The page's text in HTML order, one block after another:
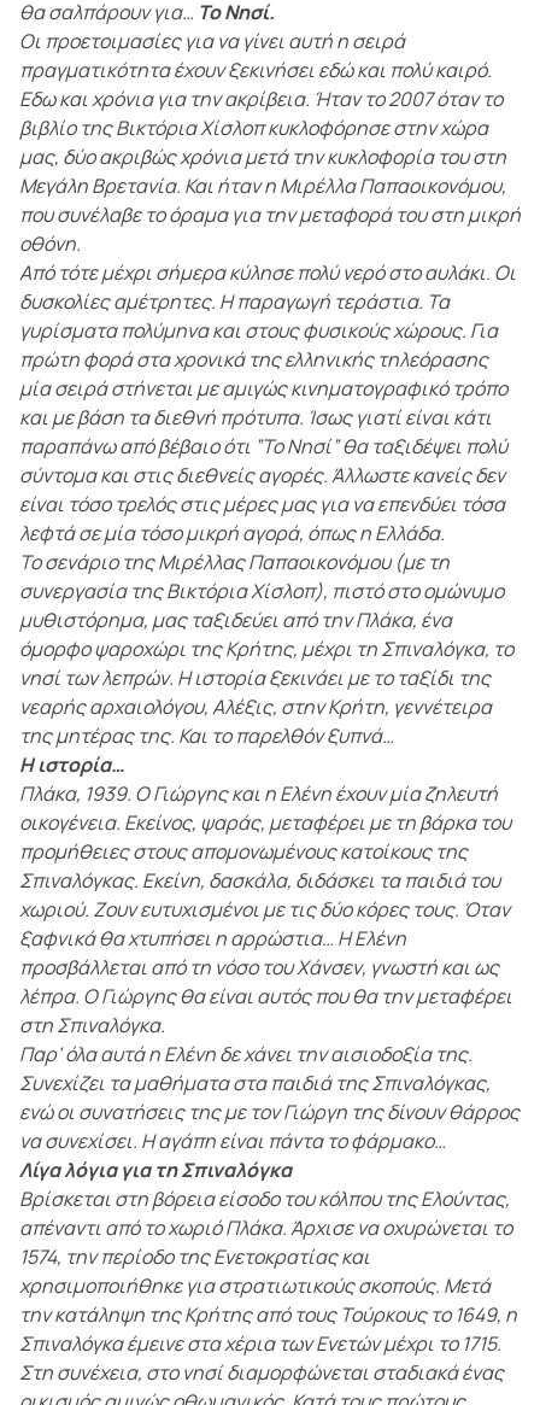
θα σαλπάρουν για… Το Νησί.
Οι προετοιμασίες για να γίνει αυτή η σειρά
πραγματικότητα έχουν ξεκινήσει εδώ και πολύ καιρό.
Εδω και χρόνια για την ακρίβεια. Ήταν το 2007 όταν το
βιβλίο της Βικτόρια Χίσλοπ κυκλοφόρησε στην χώρα
μας, δύο ακριβώς χρόνια μετά την κυκλοφορία του στη
Μεγάλη Βρετανία. Και ήταν η Μιρέλλα Παπαοικονόμου,
που συνέλαβε το όραμα για την μεταφορά του στη μικρή
οθόνη.
Από τότε μέχρι σήμερα κύλησε πολύ νερό στο αυλάκι. Οι
δυσκολίες αμέτρητες. Η παραγωγή τεράστια. Τα
γυρίσματα πολύμηνα και στους φυσικούς χώρους. Για
πρώτη φορά στα χρονικά της ελληνικής τηλεόρασης
μία σειρά στήνεται με αμιγώς κινηματογραφικό τρόπο
και με βάση τα διεθνή πρότυπα. Ίσως γιατί είναι κάτι
παραπάνω από βέβαιο ότι ”Το Νησί” θα ταξιδέψει πολύ
σύντομα και στις διεθνείς αγορές. Άλλωστε κανείς δεν
είναι τόσο τρελός στις μέρες μας για να επενδύει τόσα
λεφτά σε μία τόσο μικρή αγορά, όπως η Ελλάδα.
Το σενάριο της Μιρέλλας Παπαοικονόμου (με τη
συνεργασία της Βικτόρια Χίσλοπ), πιστό στο ομώνυμο
μυθιστόρημα, μας ταξιδεύει από την Πλάκα, ένα
όμορφο ψαροχώρι της Κρήτης, μέχρι τη Σπιναλόγκα, το
νησί των λεπρών. Η ιστορία ξεκινάει με το ταξίδι της
νεαρής αρχαιολόγου, Αλέξις, στην Κρήτη, γεννέτειρα
της μητέρας της. Και το παρελθόν ξυπνά…
Η ιστορία…
Πλάκα, 1939. Ο Γιώργης και η Ελένη έχουν μία ζηλευτή
οικογένεια. Εκείνος, ψαράς, μεταφέρει με τη βάρκα του
προμήθειες στους απομονωμένους κατοίκους της
Σπιναλόγκας. Εκείνη, δασκάλα, διδάσκει τα παιδιά του
χωριού. Ζουν ευτυχισμένοι με τις δύο κόρες τους. Όταν
ξαφνικά θα χτυπήσει η αρρώστια… Η Ελένη
προσβάλλεται από τη νόσο του Χάνσεν, γνωστή και ως
λέπρα. Ο Γιώργης θα είναι αυτός που θα την μεταφέρει
στη Σπιναλόγκα.
Παρ’ όλα αυτά η Ελένη δε χάνει την αισιοδοξία της.
Συνεχίζει τα μαθήματα στα παιδιά της Σπιναλόγκας,
ενώ οι συνατήσεις της με τον Γιώργη της δίνουν θάρρος
να συνεχίσει. Η αγάπη είναι πάντα το φάρμακο…
Λίγα λόγια για τη Σπιναλόγκα
Βρίσκεται στη βόρεια είσοδο του κόλπου της Ελούντας,
απέναντι από το χωριό Πλάκα. Άρχισε να οχυρώνεται το
1574, την περίοδο της Ενετοκρατίας και
χρησιμοποιήθηκε για στρατιωτικούς σκοπούς. Μετά
την κατάληψη της Κρήτης από τους Τούρκους το 1649, η
Σπιναλόγκα έμεινε στα χέρια των Ενετών μέχρι το 1715.
Στη συνέχεια, στο νησί διαμορφώνεται σταδιακά ένας